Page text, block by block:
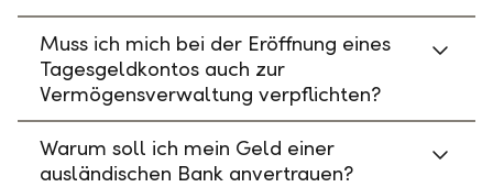
Muss ich mich bei der Eröffnung eines
Tagesgeldkontos auch zur
Vermögensverwaltung verpflichten?
Warum soll ich mein Geld einer
ausländischen Bank anvertrauen?